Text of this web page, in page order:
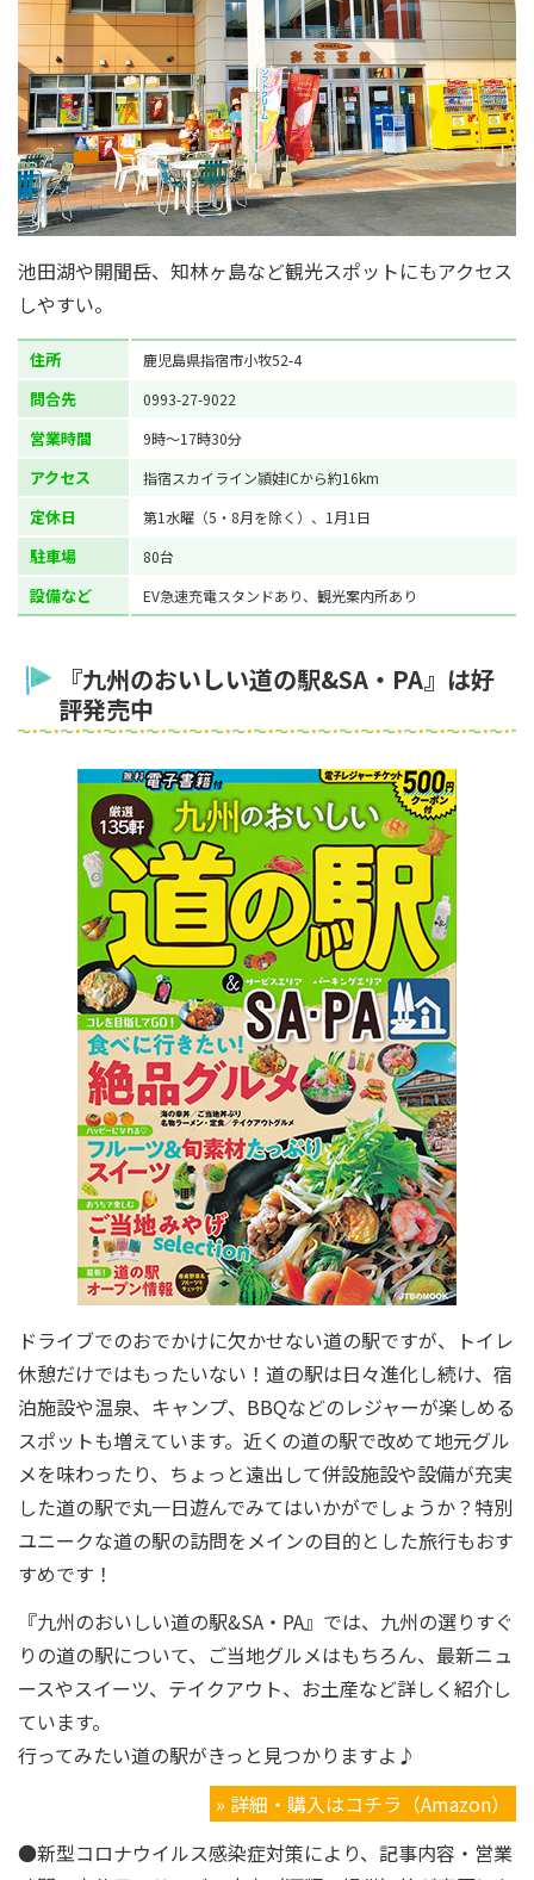
池田湖や開聞岳、知林ヶ島など観光スポットにもアクセス
しやすい。
住所 鹿児島県指宿市小牧52-4
問合先 0993-27-9022
営業時間 9時～17時30分
アクセス 指宿スカイライン頴娃ICから約16km
定休日 第1水曜（5・8月を除く）、1月1日
駐車場 80台
設備など EV急速充電スタンドあり、観光案内所あり
『九州のおいしい道の駅&SA・PA』は好
評発売中
ドライブでのおでかけに欠かせない道の駅ですが、トイレ
休憩だけではもったいない！道の駅は日々進化し続け、宿
泊施設や温泉、キャンプ、BBQなどのレジャーが楽しめる
スポットも増えています。近くの道の駅で改めて地元グル
メを味わったり、ちょっと遠出して併設施設や設備が充実
した道の駅で丸一日遊んでみてはいかがでしょうか？特別
ユニークな道の駅の訪問をメインの目的とした旅行もおす
すめです！
『九州のおいしい道の駅&SA・PA』では、九州の選りすぐ
りの道の駅について、ご当地グルメはもちろん、最新ニュ
ースやスイーツ、テイクアウト、お土産など詳しく紹介し
ています。
行ってみたい道の駅がきっと見つかりますよ♪
» 詳細・購入はコチラ（Amazon）
●新型コロナウイルス感染症対策により、記事内容・営業